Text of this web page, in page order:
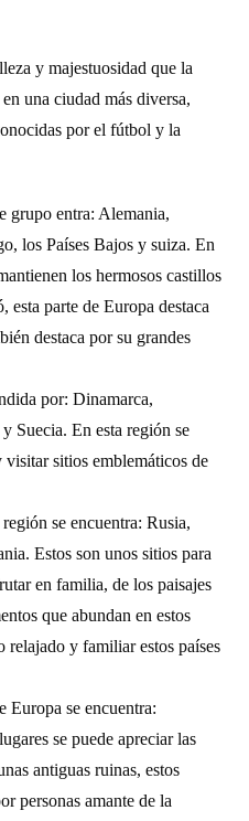
y majestuosidad que la
una ciudad más diversa,
por el fútbol y la
grupo entra: Alemania,
los Países Bajos y suiza. En
los hermosos castillos
esta parte de Europa destaca
destaca por su grandes
por: Dinamarca,
Suecia. En esta región se
sitios emblemáticos de
se encuentra: Rusia,
Estos son unos sitios para
en familia, de los paisajes
que abundan en estos
relajado y familiar estos países
Europa se encuentra:
se puede apreciar las
antiguas ruinas, estos
personas amante de la